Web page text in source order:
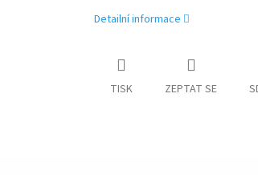
Detailní informace
TISK ZEPTAT SE